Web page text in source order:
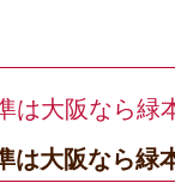
は大阪なら緑
は大阪なら緑